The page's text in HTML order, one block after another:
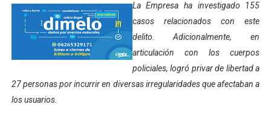
Hospital universitario muestra sus avances en visita
Instituto Nacional de Nutrición celebra Semana
Gobernación de Mérida fortalece el desarrollo
Corposalud inició talleres para aspirantes al curso de
La Empresa ha investigado 155
casos relacionados con este
delito. Adicionalmente, en
articulación con los cuerpos
policiales, logró privar de libertad a
27 personas por incurrir en diversas irregularidades que afectaban a
los usuarios.